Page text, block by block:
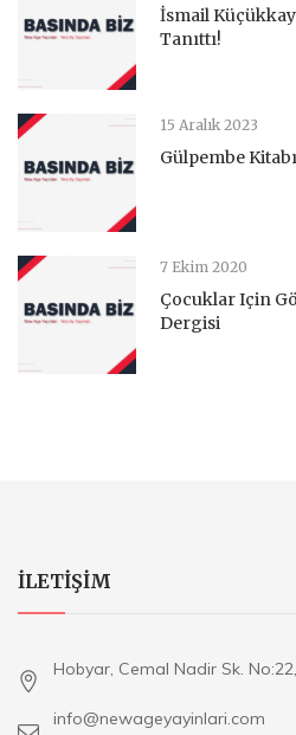
İsmail
Tanıttı!
15 Aralık 2023
Gülpembe
7 Ekim 2020
Çocuklar Için
Dergisi
ILETIŞIM
Hobyar, Cemal Nadir Sk.
info@newageyayinlari.com